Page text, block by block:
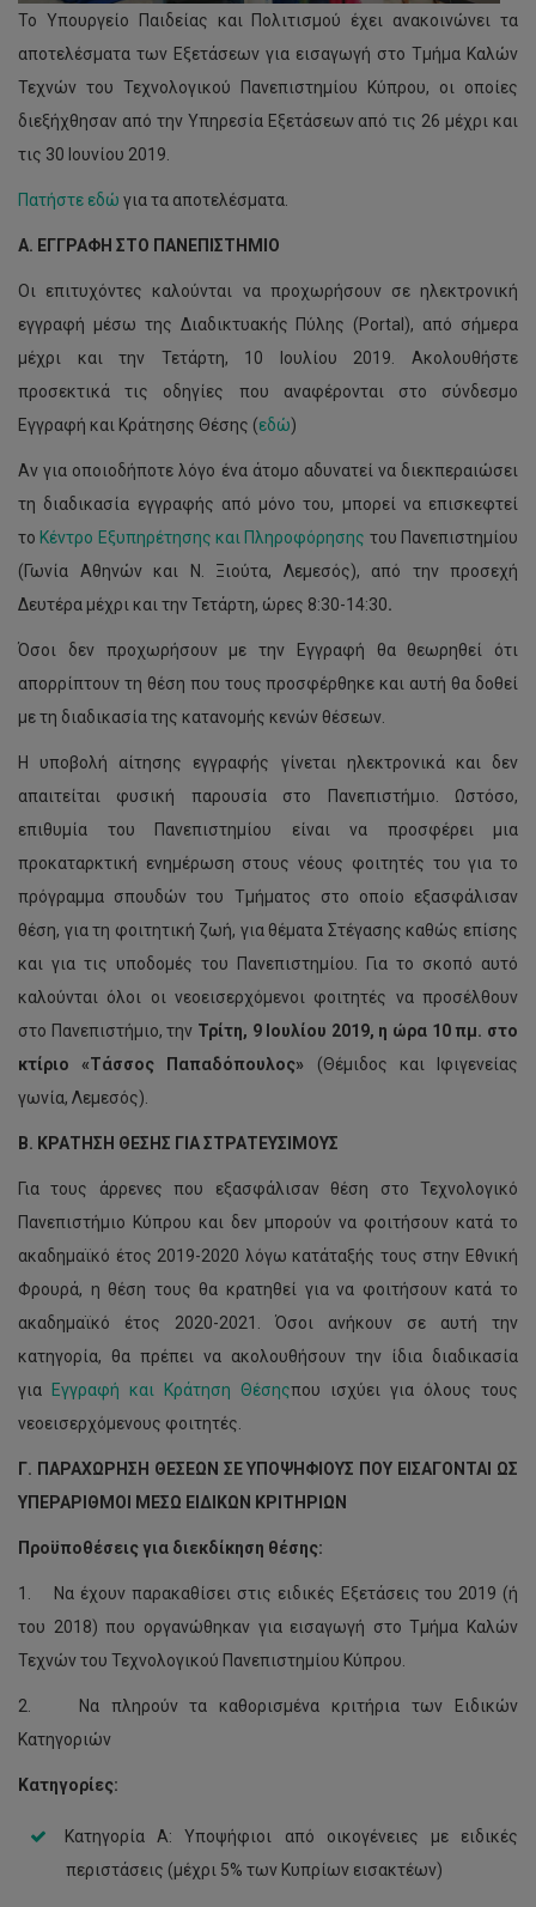
Το Υπουργείο Παιδείας και Πολιτισμού έχει ανακοινώνει τα
αποτελέσματα των Εξετάσεων για εισαγωγή στο Τμήμα Καλών
Τεχνών του Τεχνολογικού Πανεπιστημίου Κύπρου, οι οποίες
διεξήχθησαν από την Υπηρεσία Εξετάσεων από τις 26 μέχρι και
τις 30 Ιουνίου 2019.
Πατήστε εδώ για τα αποτελέσματα.
Α. ΕΓΓΡΑΦΗ ΣΤΟ ΠΑΝΕΠΙΣΤΗΜΙΟ
Oι επιτυχόντες καλούνται να προχωρήσουν σε ηλεκτρονική
εγγραφή μέσω της Διαδικτυακής Πύλης (Portal), από σήμερα
μέχρι και την Τετάρτη, 10 Ιουλίου 2019. Ακολουθήστε
προσεκτικά τις οδηγίες που αναφέρονται στο σύνδεσμο
Εγγραφή και Κράτησης Θέσης (εδώ)
Αν για οποιοδήποτε λόγο ένα άτομο αδυνατεί να διεκπεραιώσει
τη διαδικασία εγγραφής από μόνο του, μπορεί να επισκεφτεί
το Κέντρο Εξυπηρέτησης και Πληροφόρησης του Πανεπιστημίου
(Γωνία Αθηνών και Ν. Ξιούτα, Λεμεσός), από την προσεχή
Δευτέρα μέχρι και την Τετάρτη, ώρες 8:30-14:30.
Όσοι δεν προχωρήσουν με την Εγγραφή θα θεωρηθεί ότι
απορρίπτουν τη θέση που τους προσφέρθηκε και αυτή θα δοθεί
με τη διαδικασία της κατανομής κενών θέσεων.
Η υποβολή αίτησης εγγραφής γίνεται ηλεκτρονικά και δεν
απαιτείται φυσική παρουσία στο Πανεπιστήμιο. Ωστόσο,
επιθυμία του Πανεπιστημίου είναι να προσφέρει μια
προκαταρκτική ενημέρωση στους νέους φοιτητές του για το
πρόγραμμα σπουδών του Τμήματος στο οποίο εξασφάλισαν
θέση, για τη φοιτητική ζωή, για θέματα Στέγασης καθώς επίσης
και για τις υποδομές του Πανεπιστημίου. Για το σκοπό αυτό
καλούνται όλοι οι νεοεισερχόμενοι φοιτητές να προσέλθουν
στο Πανεπιστήμιο, την Τρίτη, 9 Ιουλίου 2019, η ώρα 10 πμ. στο
κτίριο «Τάσσος Παπαδόπουλος» (Θέμιδος και Ιφιγενείας
γωνία, Λεμεσός).
Β. ΚΡΑΤΗΣΗ ΘΕΣΗΣ ΓΙΑ ΣΤΡΑΤΕΥΣΙΜΟΥΣ
Για τους άρρενες που εξασφάλισαν θέση στο Τεχνολογικό
Πανεπιστήμιο Κύπρου και δεν μπορούν να φοιτήσουν κατά το
ακαδημαϊκό έτος 2019-2020 λόγω κατάταξής τους στην Εθνική
Φρουρά, η θέση τους θα κρατηθεί για να φοιτήσουν κατά το
ακαδημαϊκό έτος 2020-2021. Όσοι ανήκουν σε αυτή την
κατηγορία, θα πρέπει να ακολουθήσουν την ίδια διαδικασία
για
Εγγραφή και Κράτηση Θέσηςπου ισχύει για όλους τους
νεοεισερχόμενους φοιτητές.
Γ. ΠΑΡΑΧΩΡΗΣΗ ΘΕΣΕΩΝ ΣΕ ΥΠΟΨΗΦΙΟΥΣ ΠΟΥ ΕΙΣΑΓΟΝΤΑΙ ΩΣ
ΥΠΕΡΑΡΙΘΜΟΙ ΜΕΣΩ ΕΙΔΙΚΩΝ ΚΡΙΤΗΡΙΩΝ
Προϋποθέσεις για διεκδίκηση θέσης:
1. Να έχουν παρακαθίσει στις ειδικές Εξετάσεις του 2019 (ή
του 2018) που οργανώθηκαν για εισαγωγή στο Τμήμα Καλών
Τεχνών του Τεχνολογικού Πανεπιστημίου Κύπρου.
2. Να πληρούν τα καθορισμένα κριτήρια των Ειδικών
Κατηγοριών
Κατηγορίες:
Κατηγορία Α: Υποψήφιοι από οικογένειες με ειδικές
περιστάσεις (μέχρι 5% των Κυπρίων εισακτέων)